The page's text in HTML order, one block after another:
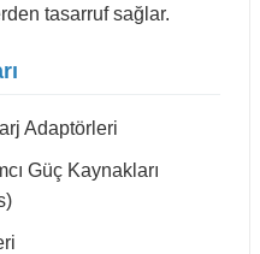
tasarruf sağlar.
Adaptörleri
Güç Kaynakları